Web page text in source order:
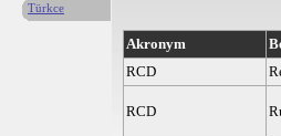
Akronym
RCD
RCD
Türkce